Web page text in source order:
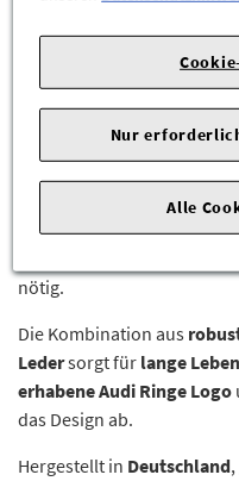
DerOriginal Audi
hochwertige Materialien
charakteristische Audi
und Funktionalität.
einfachen
des Schlüsselringslässt
nötig.
Die Kombination aus
Ledersorgt für lange
erhabene Audi Ringe Logo
das Design ab.
Hergestellt in Deutschland
Nur
Alle